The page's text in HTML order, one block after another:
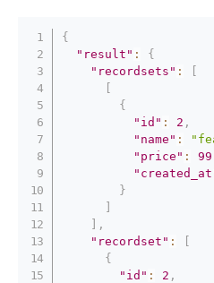
{
"result" :
{
"recordsets" :
{
"id" : 2 ,
"name" :
"price" :
}
,
"recordset" :
{
"id" : 2 ,